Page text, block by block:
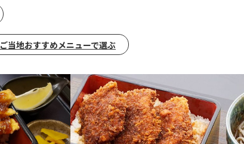
ご当地おすすめメニューで選ぶ